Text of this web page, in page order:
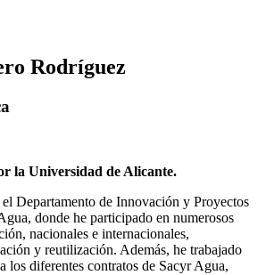
Rodríguez
la Universidad de Alicante.
Departamento de Innovación y Proyectos
donde he participado en numerosos
nacionales e internacionales,
y reutilización. Además, he trabajado
los diferentes contratos de Sacyr Agua,